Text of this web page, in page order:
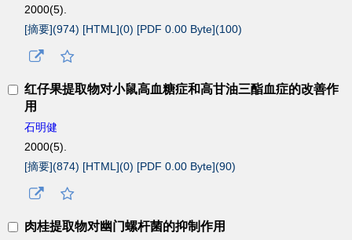
2000(5).
[摘要](974) [HTML](0) [PDF 0.00 Byte](100)
红仔果提取物对小鼠高血糖症和高甘油三酯血症的改善作
用
石明健
2000(5).
[摘要](874) [HTML](0) [PDF 0.00 Byte](90)
肉桂提取物对幽门螺杆菌的抑制作用